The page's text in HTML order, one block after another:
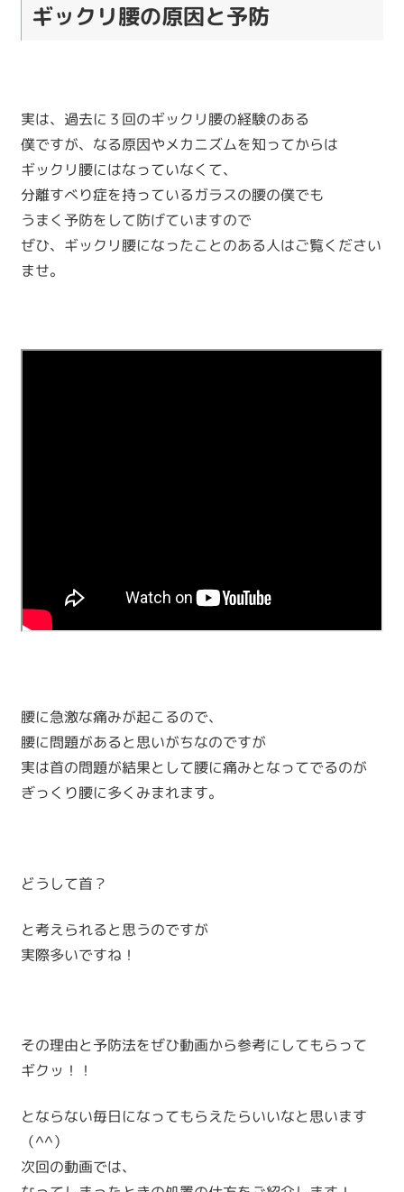
ギックリ腰の原因と予防
実は、過去に３回のギックリ腰の経験のある
僕ですが、なる原因やメカニズムを知ってからは
ギックリ腰にはなっていなくて、
分離すべり症を持っているガラスの腰の僕でも
うまく予防をして防げていますので
ぜひ、ギックリ腰になったことのある人はご覧ください
ませ。
腰に急激な痛みが起こるので、
腰に問題があると思いがちなのですが
実は首の問題が結果として腰に痛みとなってでるのが
ぎっくり腰に多くみまれます。
どうして首？
と考えられると思うのですが
実際多いですね！
その理由と予防法をぜひ動画から参考にしてもらって
ギクッ！！
とならない毎日になってもらえたらいいなと思います
（^^）
次回の動画では、